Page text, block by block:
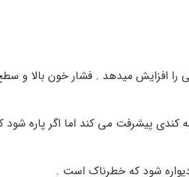
را افزایش میدهد . فشار خون بالا و
پیشرفت می کند اما اگر پاره شود
شود که خطرناک است .